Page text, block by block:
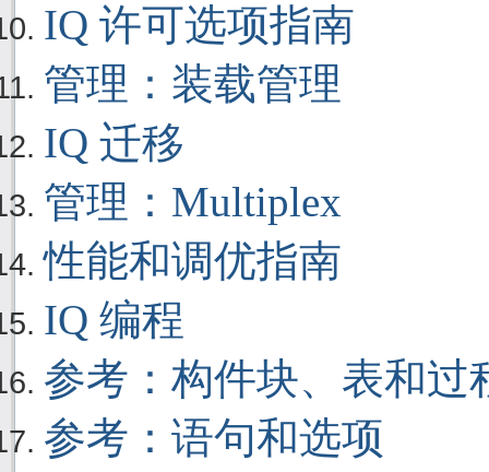
IQ 许可选项指南
管理：装载管理
IQ 迁移
管理：Multiplex
性能和调优指南
IQ 编程
参考：构件块、表和过
参考：语句和选项